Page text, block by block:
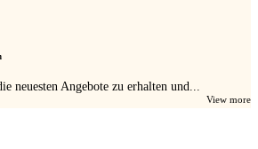
neuesten Angebote zu erhalten und...
View more